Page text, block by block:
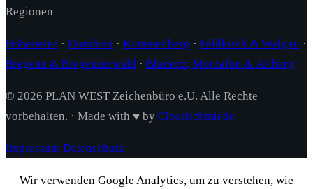
Regionen
Hohenems · Dornbirn · Kummenberg · Feldkirch & Walgau ·
Bregenz & Bregenzerwald · Bludenz, Montafon & Arlberg
© 2026 PLAN WEST Zeichenbüro e.U. Alle Rechte
vorbehalten. · Made with ♥ by Cloudschmiede
Impressum Datenschutz
Wir verwenden Google Analytics, um zu verstehen, wie